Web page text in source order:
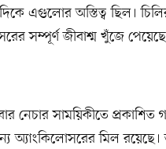
এগুলোর অস্তিত্ব ছিল।
সম্পূর্ণ জীবাশ্ম খুঁজে
নেচার সাময়িকীতে প্রকাশিত
অ্যাংকিলোসরের মিল